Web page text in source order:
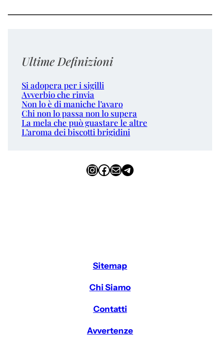
Ultime Definizioni
Si adopera per i sigilli
Avverbio che rinvia
Non lo è di maniche l’avaro
Chi non lo passa non lo supera
La mela che può guastare le altre
L’aroma dei biscotti brigidini
InstagramFacebook Email Telegram
Sitemap
Chi Siamo
Contatti
Avvertenze